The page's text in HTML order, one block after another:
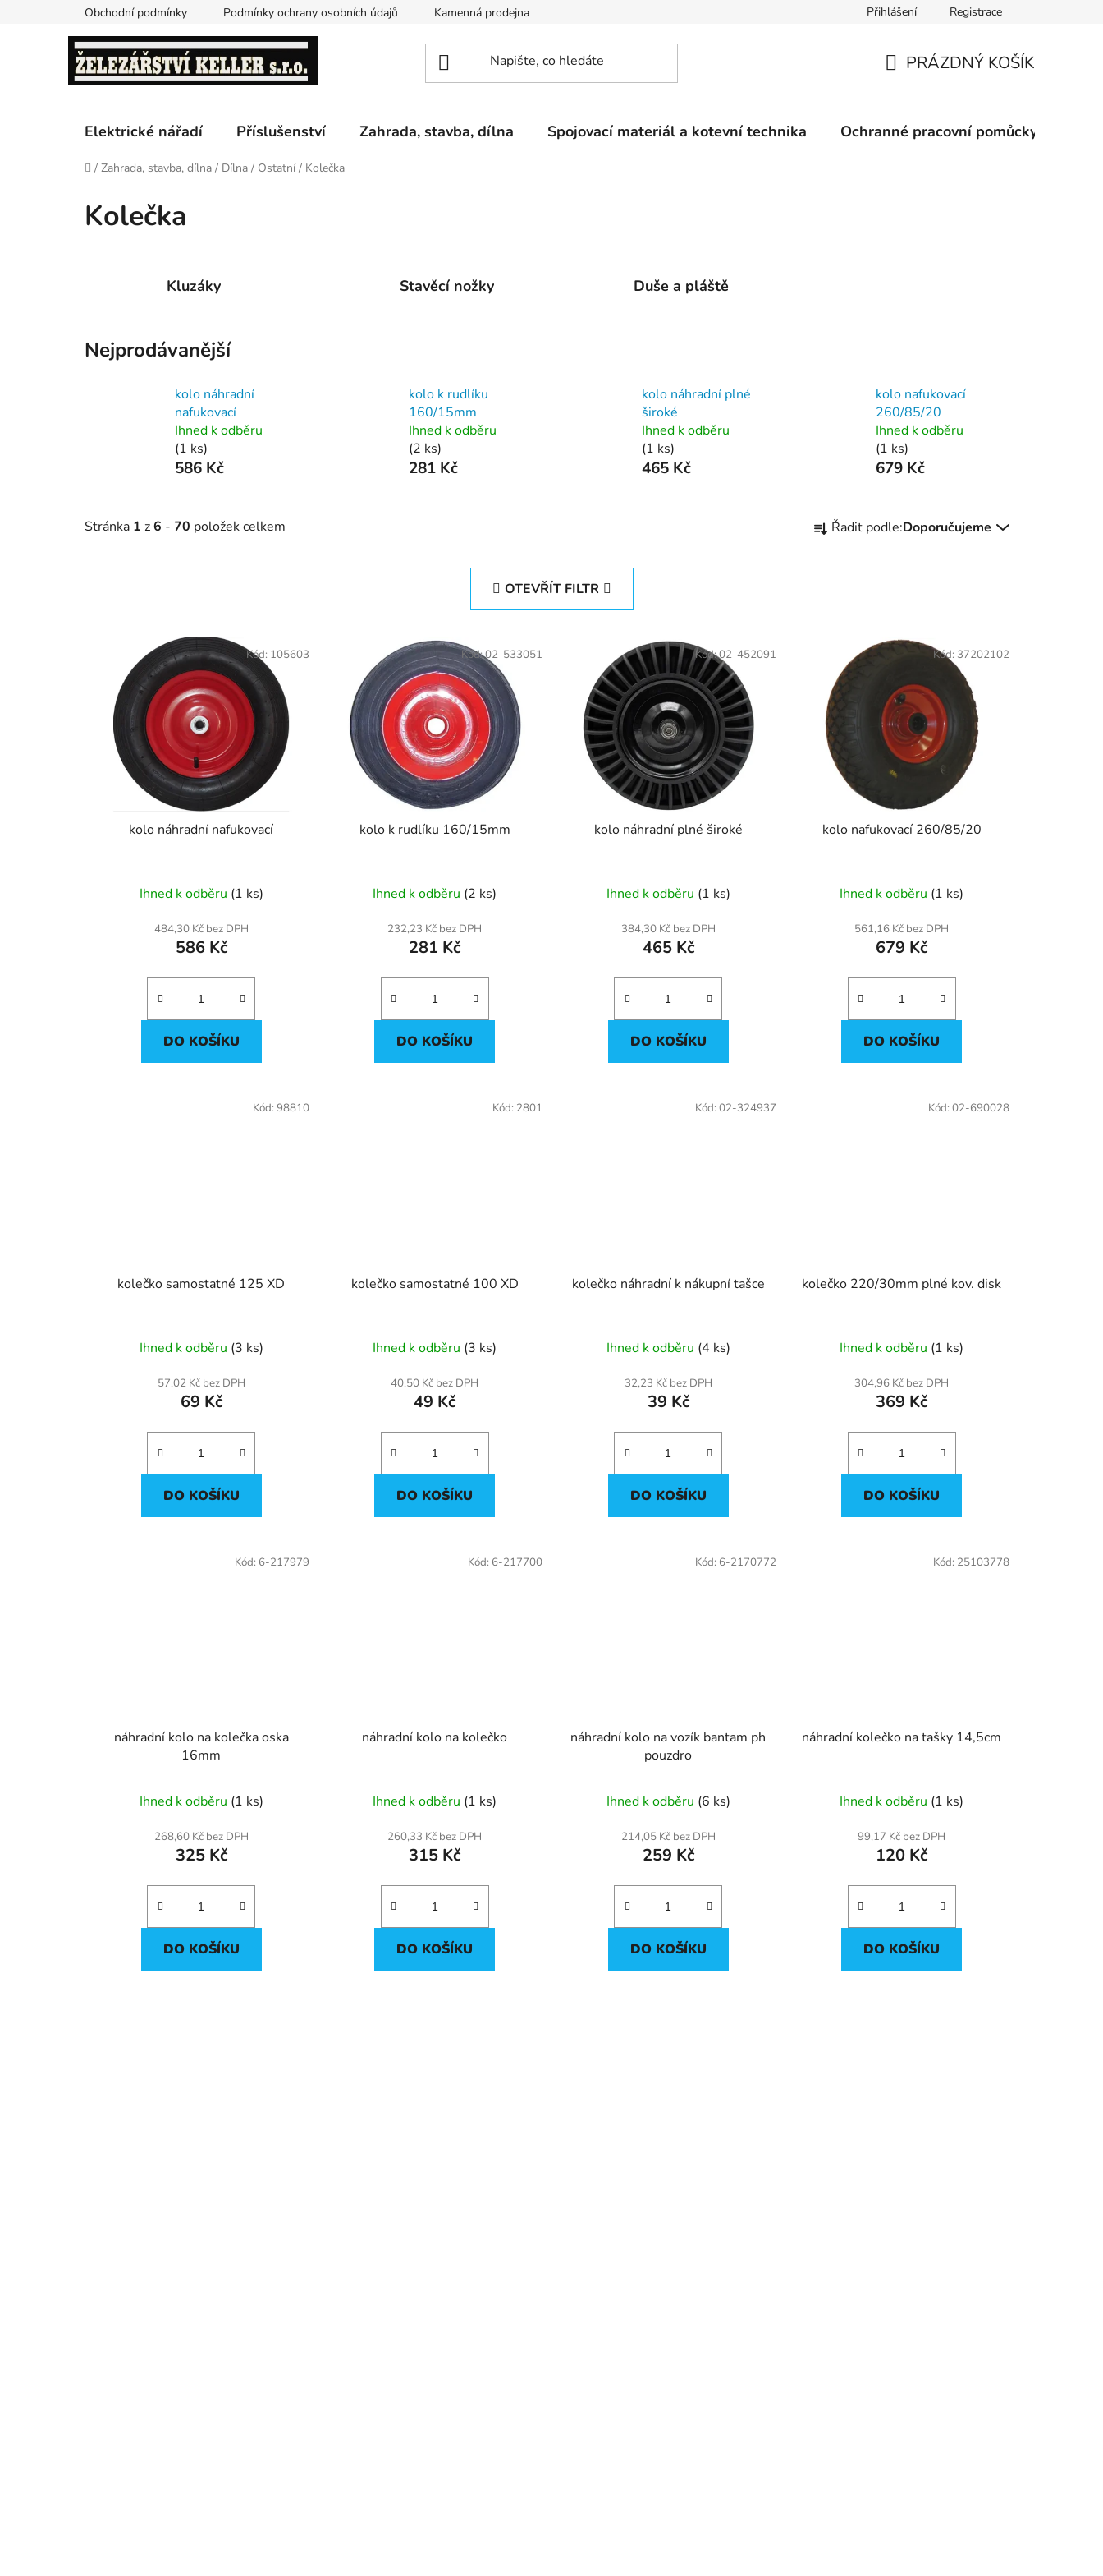
Obchodní podmínky Podmínky ochrany osobních údajů Kamenná prodejna Přihlášení Registrace
KOŠÍK
PRÁZDNÝ KOŠÍK
Elektrické nářadí Příslušenství Zahrada, stavba, dílna Spojovací materiál a kotevní technika Ochranné pracovní pomůcky
Domů
/ Zahrada, stavba, dílna / Dílna / Ostatní / Kolečka
Kolečka
Kluzáky Stavěcí nožky Duše a pláště
Nejprodávanější
kolo náhradní
nafukovací
Ihned k odběru
(1 ks)
586 Kč
kolo k rudlíku
160/15mm
Ihned k odběru
(2 ks)
281 Kč
kolo náhradní plné
široké
Ihned k odběru
(1 ks)
465 Kč
kolo nafukovací
260/85/20
Ihned k odběru
(1 ks)
679 Kč
Stránka 1 z6 - 70 položek celkem
a Řadit podle:Doporučujeme
OTEVŘÍT FILTR
kolo náhradní nafukovací
Ihned k odběru (1 ks)
484,30 Kč bez DPH
586 Kč
DO KOŠÍKU
Kód: 105603
kolo k rudlíku 160/15mm
Ihned k odběru (2 ks)
232,23 Kč bez DPH
281 Kč
DO KOŠÍKU
Kód:02-533051
kolo náhradní plné široké
Ihned k odběru (1 ks)
384,30 Kč bez DPH
465 Kč
DO KOŠÍKU
Kód:02-452091
kolo nafukovací 260/85/20
Ihned k odběru (1 ks)
561,16 Kč bez DPH
679 Kč
DO KOŠÍKU
Kód: 37202102
kolečko samostatné 125 XD
Ihned k odběru (3 ks)
57,02 Kč bez DPH
69 Kč
DO KOŠÍKU
Kód: 98810
kolečko samostatné 100 XD
Ihned k odběru (3 ks)
40,50 Kč bez DPH
49 Kč
DO KOŠÍKU
Kód: 2801
kolečko náhradní k nákupní tašce
Ihned k odběru (4 ks)
32,23 Kč bez DPH
39 Kč
DO KOŠÍKU
Kód: 02-324937
kolečko 220/30mm plné kov. disk
Ihned k odběru (1 ks)
304,96 Kč bez DPH
369 Kč
DO KOŠÍKU
Kód: 02-690028
náhradní kolo na kolečka oska
16mm
Ihned k odběru (1 ks)
268,60 Kč bez DPH
325 Kč
DO KOŠÍKU
Kód: 6-217979
náhradní kolo na kolečko
Ihned k odběru (1 ks)
260,33 Kč bez DPH
315 Kč
DO KOŠÍKU
Kód: 6-217700
náhradní kolo na vozík bantam ph
pouzdro
Ihned k odběru (6 ks)
214,05 Kč bez DPH
259 Kč
DO KOŠÍKU
Kód: 6-2170772
náhradní kolečko na tašky 14,5cm
Ihned k odběru (1 ks)
99,17 Kč bez DPH
120 Kč
DO KOŠÍKU
Kód: 25103778